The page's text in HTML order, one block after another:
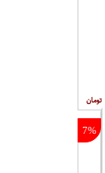
7%